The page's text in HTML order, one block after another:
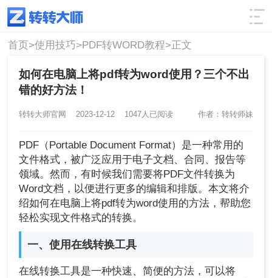
使用技巧 筛选
首页>使用技巧>PDF转WORD教程>正文
如何在电脑上将pdf转为word使用？三个不出
错的好方法！
转转大师官网 2023-12-12 1047人已阅读 作者：转转师妹
PDF（Portable Document Format）是一种常用的
文件格式，被广泛应用于电子文档、合同、报告等
领域。然而，有时候我们需要将PDF文件转换为
Word文档，以便进行更多的编辑和排版。本文将介
绍如何在电脑上将pdf转为word使用的方法，帮助您
轻松实现文件格式的转换。
一、使用在线转换工具
在线转换工具是一种快速、简便的方法，可以将